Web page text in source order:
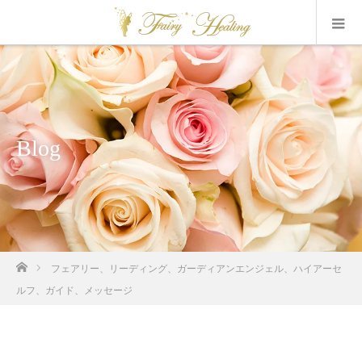
Blog
ホームフェアリー、リーディング、ガーディアンエンジェル、ハイアーセ
ルフ、ガイド、メッセージ